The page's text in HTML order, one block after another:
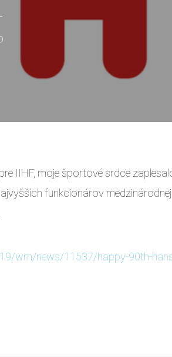
IIHF, moje športové srdce
funkcionárov
wm/news/11537/happy-90th-